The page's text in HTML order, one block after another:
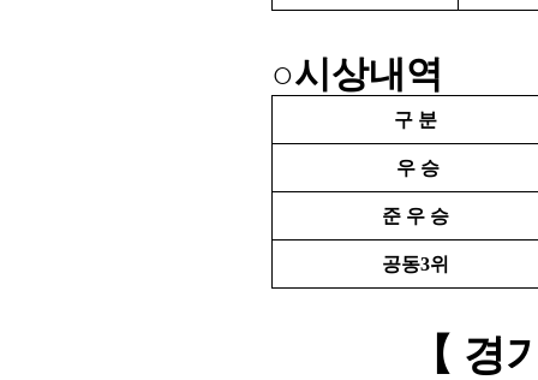
○시상내역
구 분
우 승
준 우 승
공동3위
【 경